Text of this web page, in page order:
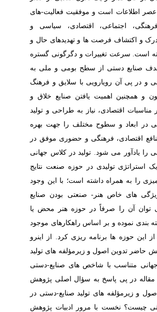
است و موفقیت فعالیت-های
اجتماعی، اقتصادی، سیاسی و
فرصت ها و تهدیدهای حال و
سرعت تغییرات و دگرگونی گستره
دستی از سطح بومی و ملی به
رویارویی با سلایق و فرهنگ
اهمیت یافتن صنایع خلاق و
نیاز به طراحی و تولید
و سطوح مختلف را جهت بهره
فرهنگی و حضوری موفق در
می شود. تولید در کلاس جهانی
تولیدی در حوزه صنعت نتایج
همراه داشته است؛ با این وجود
خاص هنر- صنعتی بودن صنایع
را صرفاً در حوزه هنر محض یا
و بر اساس راهکارهای موجود
ها برنامه ریزی کرد. از اینرو
اصول و زیرمؤلفه های تولید
با شاخص های صنایع-دستی
پی پاسخ به سؤال اصلی پژوهش
های تولید صنایع-دستی در
نخست با مرور ادبیات پژوهش